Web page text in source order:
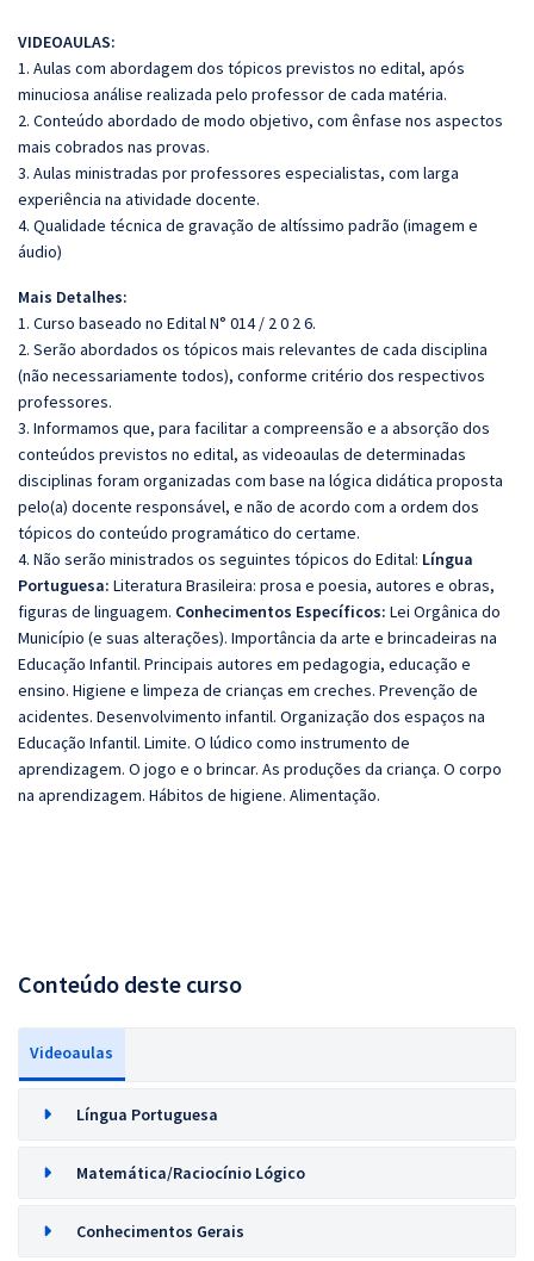
VIDEOAULAS:
1. Aulas com abordagem dos tópicos previstos no edital, após
minuciosa análise realizada pelo professor de cada matéria.
2. Conteúdo abordado de modo objetivo, com ênfase nos aspectos
mais cobrados nas provas.
3. Aulas ministradas por professores especialistas, com larga
experiência na atividade docente.
4. Qualidade técnica de gravação de altíssimo padrão (imagem e
áudio)
Mais Detalhes:
1. Curso baseado no Edital N° 014 / 2 0 2 6.
2. Serão abordados os tópicos mais relevantes de cada disciplina
(não necessariamente todos), conforme critério dos respectivos
professores.
3. Informamos que, para facilitar a compreensão e a absorção dos
conteúdos previstos no edital, as videoaulas de determinadas
disciplinas foram organizadas com base na lógica didática proposta
pelo(a) docente responsável, e não de acordo com a ordem dos
tópicos do conteúdo programático do certame.
4. Não serão ministrados os seguintes tópicos do Edital: Língua
Portuguesa: Literatura Brasileira: prosa e poesia, autores e obras,
figuras de linguagem. Conhecimentos Específicos: Lei Orgânica do
Município (e suas alterações). Importância da arte e brincadeiras na
Educação Infantil. Principais autores em pedagogia, educação e
ensino. Higiene e limpeza de crianças em creches. Prevenção de
acidentes. Desenvolvimento infantil. Organização dos espaços na
Educação Infantil. Limite. O lúdico como instrumento de
aprendizagem. O jogo e o brincar. As produções da criança. O corpo
na aprendizagem. Hábitos de higiene. Alimentação.
Conteúdo deste curso
Videoaulas
Língua Portuguesa
Matemática/Raciocínio Lógico
Conhecimentos Gerais